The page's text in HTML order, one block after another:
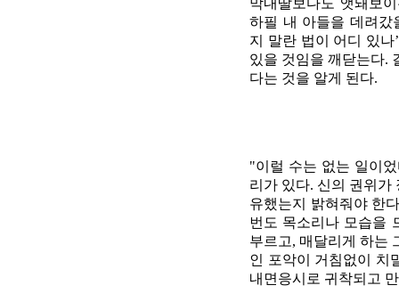
막내딸보다도 앳돼보
하필 내 아들을 데려갔
지 말란 법이 어디 있
있을 것임을 깨닫는다.
다는 것을 알게 된다.
"이럴 수는 없는 일이
리가 있다. 신의 권위가
유했는지 밝혀줘야 한
번도 목소리나 모습을
부르고, 매달리게 하는
인 포악이 거침없이 치
내면응시로 귀착되고